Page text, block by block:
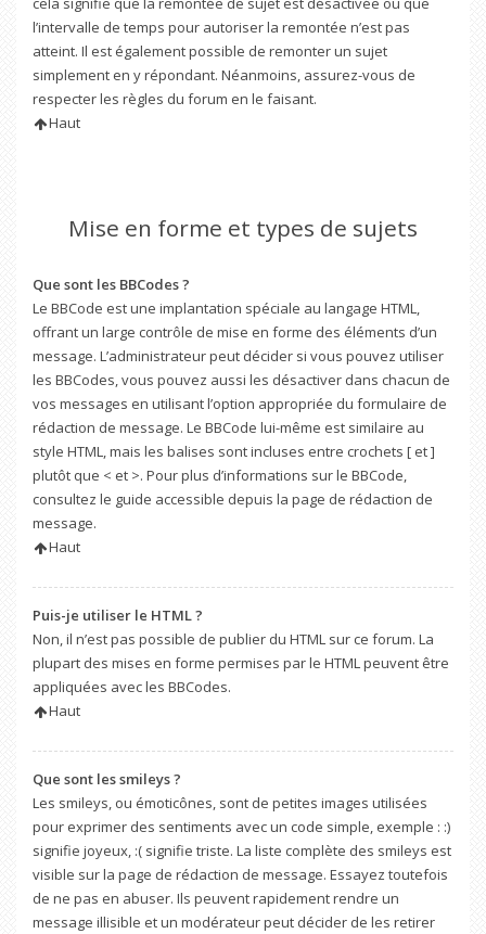
l’intervalle de temps pour autoriser la remontée n’est pas
atteint. Il est également possible de remonter un sujet
simplement en y répondant. Néanmoins, assurez-vous de
respecter les règles du forum en le faisant.
Haut
Mise en forme et types de sujets
Que sont les BBCodes ?
Le BBCode est une implantation spéciale au langage HTML,
offrant un large contrôle de mise en forme des éléments d’un
message. L’administrateur peut décider si vous pouvez utiliser
les BBCodes, vous pouvez aussi les désactiver dans chacun de
vos messages en utilisant l’option appropriée du formulaire de
rédaction de message. Le BBCode lui-même est similaire au
style HTML, mais les balises sont incluses entre crochets [ et ]
plutôt que < et >. Pour plus d’informations sur le BBCode,
consultez le guide accessible depuis la page de rédaction de
message.
Haut
Puis-je utiliser le HTML ?
Non, il n’est pas possible de publier du HTML sur ce forum. La
plupart des mises en forme permises par le HTML peuvent être
appliquées avec les BBCodes.
Haut
Que sont les smileys ?
Les smileys, ou émoticônes, sont de petites images utilisées
pour exprimer des sentiments avec un code simple, exemple : :)
signifie joyeux, :( signifie triste. La liste complète des smileys est
visible sur la page de rédaction de message. Essayez toutefois
de ne pas en abuser. Ils peuvent rapidement rendre un
message illisible et un modérateur peut décider de les retirer